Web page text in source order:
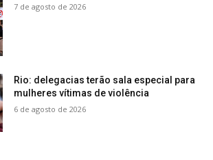
7 de agosto de 2026
Rio: delegacias terão sala especial para
mulheres vítimas de violência
6 de agosto de 2026